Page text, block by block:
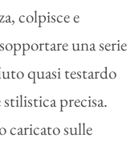
colpisce e
una serie
quasi testardo
precisa.
caricato sulle